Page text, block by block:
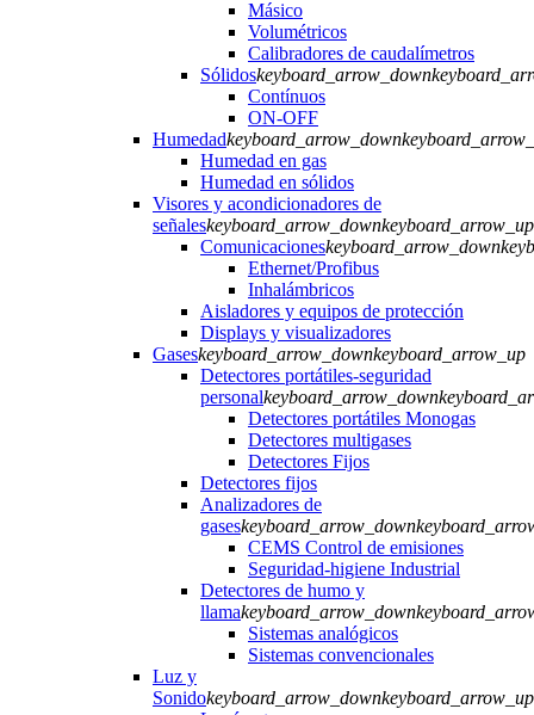
Másico
Volumétricos
Calibradores de caudalímetros
Sólidoskeyboard_arrow_down
Contínuos
ON-OFF
Humedadkeyboard_arrow_down
Humedad en gas
Humedad en sólidos
Visores y acondicionadores de
señaleskeyboard_arrow_downkeyboard_arrow_up
Comunicacioneskeyboard_arrow_down
Ethernet/Profibus
Inhalámbricos
Aisladores y equipos de protección
Displays y visualizadores
Gaseskeyboard_arrow_downkeyboard_arrow_up
Detectores portátiles-seguridad
personalkeyboard_arrow_down
Detectores portátiles Monogas
Detectores multigases
Detectores Fijos
Detectores fijos
Analizadores de
gaseskeyboard_arrow_down
CEMS Control de emisiones
Seguridad-higiene Industrial
Detectores de humo y
llamakeyboard_arrow_down
Sistemas analógicos
Sistemas convencionales
Luz y
Sonidokeyboard_arrow_downkeyboard_arrow_up